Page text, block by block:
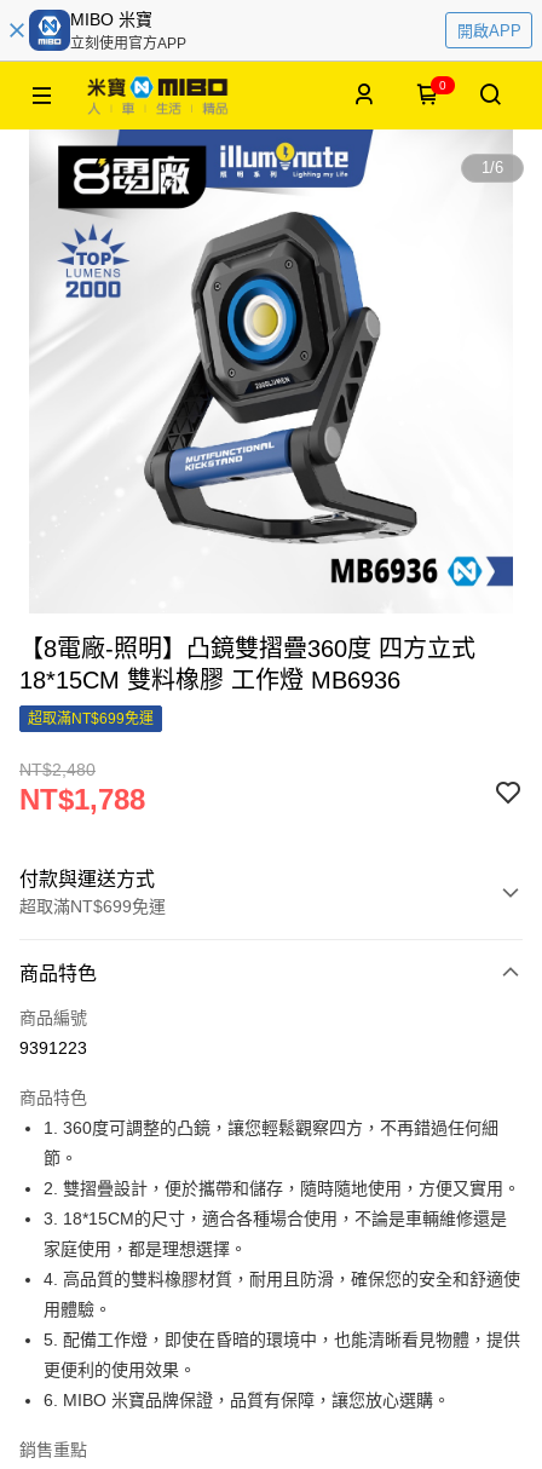
MIBO 米寶
立刻使用官方APP
開啟APP
0
1/6
【8電廠-照明】凸鏡雙摺疊360度 四方立式
18*15CM 雙料橡膠 工作燈 MB6936
超取滿NT$699免運
NT$2,480
NT$1,788
付款與運送方式
超取滿NT$699免運
信用卡一次付款
信用卡分期付款
合作金庫商業銀行
華南商業銀行
彰化商業銀行
上海商業儲蓄銀行
國泰世華商業銀行
兆豐國際商業銀行
臺灣中小企業銀行
台中商業銀行
匯豐（台灣）商業銀行
聯邦商業銀行
元大商業銀行
永豐商業銀行
玉山商業銀行
台新國際商業銀行
中國信託商業銀行
台灣樂天信用卡公司
超商取貨付款
LINE Pay
街口支付
Google Pay
商品特色
商品編號
9391223
商品特色
1. 360度可調整的凸鏡，讓您輕鬆觀察四方，不再錯過任何細
節。
2. 雙摺疊設計，便於攜帶和儲存，隨時隨地使用，方便又實用。
3. 18*15CM的尺寸，適合各種場合使用，不論是車輛維修還是
家庭使用，都是理想選擇。
4. 高品質的雙料橡膠材質，耐用且防滑，確保您的安全和舒適使
用體驗。
5. 配備工作燈，即使在昏暗的環境中，也能清晰看見物體，提供
更便利的使用效果。
6. MIBO 米寶品牌保證，品質有保障，讓您放心選購。
銷售重點